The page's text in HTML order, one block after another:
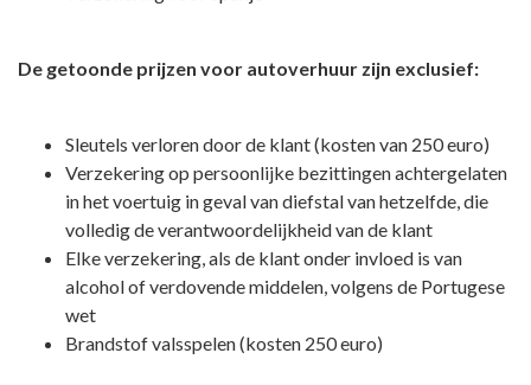
De getoonde prijzen voor autoverhuur zijn exclusief:
Sleutels verloren door de klant (kosten van 250 euro)
Verzekering op persoonlijke bezittingen achtergelaten
in het voertuig in geval van diefstal van hetzelfde, die
volledig de verantwoordelijkheid van de klant
Elke verzekering, als de klant onder invloed is van
alcohol of verdovende middelen, volgens de Portugese
wet
Brandstof valsspelen (kosten 250 euro)